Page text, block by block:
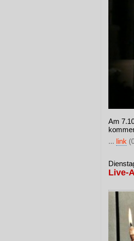
Am
... link
Live-